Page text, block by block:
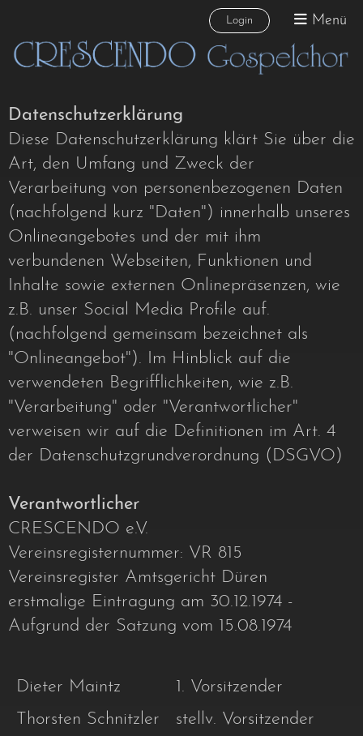
Login Menü
Datenschutzerklärung
Diese Datenschutzerklärung klärt Sie über die
Art, den Umfang und Zweck der
Verarbeitung von personenbezogenen Daten
(nachfolgend kurz "Daten") innerhalb unseres
Onlineangebotes und der mit ihm
verbundenen Webseiten, Funktionen und
Inhalte sowie externen Onlinepräsenzen, wie
z.B. unser Social Media Profile auf.
(nachfolgend gemeinsam bezeichnet als
"Onlineangebot"). Im Hinblick auf die
verwendeten Begrifflichkeiten, wie z.B.
"Verarbeitung" oder "Verantwortlicher"
verweisen wir auf die Definitionen im Art. 4
der Datenschutzgrundverordnung (DSGVO)
Verantwortlicher
CRESCENDO e.V.
Vereinsregisternummer: VR 815
Vereinsregister Amtsgericht Düren
erstmalige Eintragung am 30.12.1974 -
Aufgrund der Satzung vom 15.08.1974
Dieter Maintz
1. Vorsitzender
Thorsten Schnitzler
stellv. Vorsitzender